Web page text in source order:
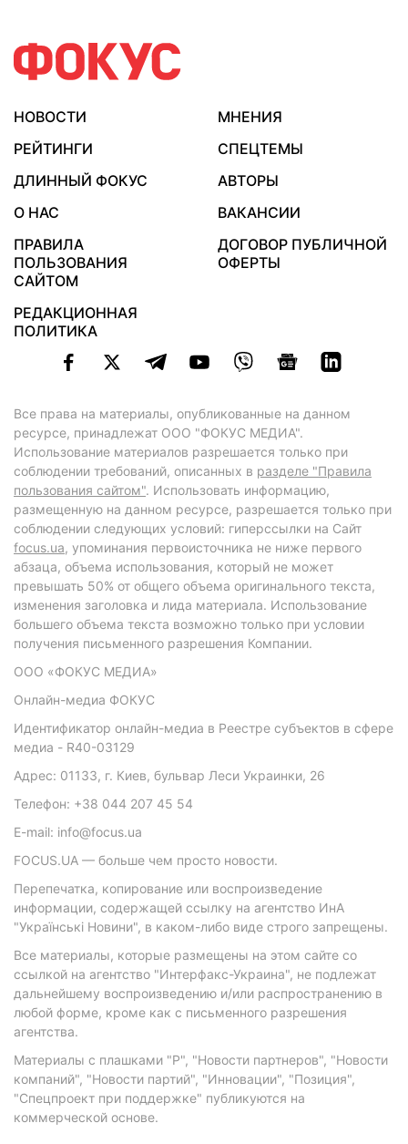
НОВОСТИ
МНЕНИЯ
РЕЙТИНГИ
СПЕЦТЕМЫ
ДЛИННЫЙ ФОКУС
АВТОРЫ
О НАС
ВАКАНСИИ
ПРАВИЛА
ПОЛЬЗОВАНИЯ
САЙТОМ
ДОГОВОР ПУБЛИЧНОЙ
ОФЕРТЫ
РЕДАКЦИОННАЯ
ПОЛИТИКА
Все права на материалы, опубликованные на данном
ресурсе, принадлежат ООО "ФОКУС МЕДИА".
Использование материалов разрешается только при
соблюдении требований, описанных в разделе "Правила
пользования сайтом". Использовать информацию,
размещенную на данном ресурсе, разрешается только при
соблюдении следующих условий: гиперссылки на Сайт
focus.ua, упоминания первоисточника не ниже первого
абзаца, объема использования, который не может
превышать 50% от общего объема оригинального текста,
изменения заголовка и лида материала. Использование
большего объема текста возможно только при условии
получения письменного разрешения Компании.
ООО «ФОКУС МЕДИА»
Онлайн-медиа ФОКУС
Идентификатор онлайн-медиа в Реестре субъектов в сфере
медиа - R40-03129
Адрес: 01133, г. Киев, бульвар Леси Украинки, 26
Телефон: +38 044 207 45 54
E-mail: info@focus.ua
FOCUS.UA — больше чем просто новости.
Перепечатка, копирование или воспроизведение
информации, содержащей ссылку на агентство ИнА
"Українські Новини", в каком-либо виде строго запрещены.
Все материалы, которые размещены на этом сайте со
ссылкой на агентство "Интерфакс-Украина", не подлежат
дальнейшему воспроизведению и/или распространению в
любой форме, кроме как с письменного разрешения
агентства.
Материалы с плашками "Р", "Новости партнеров", "Новости
компаний", "Новости партий", "Инновации", "Позиция",
"Спецпроект при поддержке" публикуются на
коммерческой основе.